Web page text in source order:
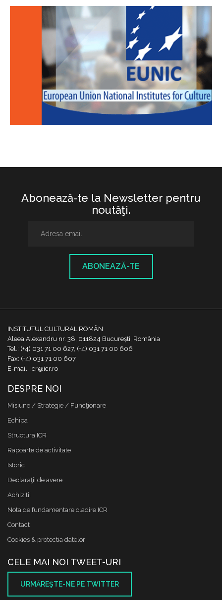
Abonează-te la Newsletter pentru
noutăţi.
ABONEAZĂ-TE
INSTITUTUL CULTURAL ROMÂN
Aleea Alexandru nr. 38, 011824 București, România
Tel.: (+4) 031 71 00 627, (+4) 031 71 00 606
Fax: (+4) 031 71 00 607
E-mail: icr@icr.ro
DESPRE NOI
Misiune / Strategie / Funcţionare
Echipa
Structura ICR
Rapoarte de activitate
Istoric
Declaraţii de avere
Achizitii
Nota de fundamentare cladire ICR
Contact
Cookies & protectia datelor
CELE MAI NOI TWEET-URI
URMĂREŞTE-NE PE TWITTER